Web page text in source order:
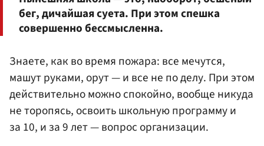
бег, дичайшая суета. При этом спешка
совершенно бессмысленна.
Знаете, как во время пожара: все мечутся,
машут руками, орут — и все не по делу. При этом
действительно можно спокойно, вообще никуда
не торопясь, освоить школьную программу и
за 10, и за 9 лет — вопрос организации.